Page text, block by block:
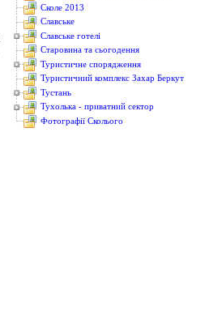
Сколе 2013
Славське
Славське готелі
Старовина та сьогодення
Туристичне спорядження
Туристичний комплекс Захар Беркут
Тустань
Тухолька - приватний сектор
Фотографії Сколього